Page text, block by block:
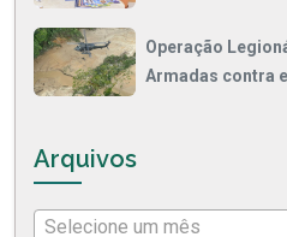
Operação
Armadas contra
Arquivos
Selecione um mês